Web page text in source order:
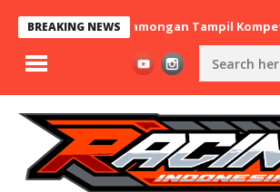
BREAKING NEWS
Asal Lamongan Tampil Kompetitif,